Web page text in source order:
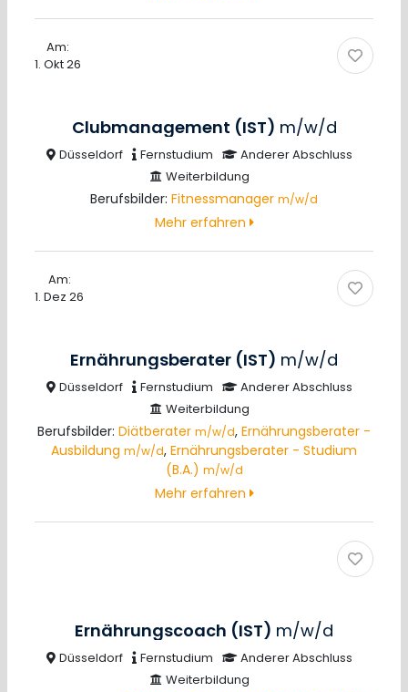
Am:
1. Okt 26
Clubmanagement (IST) m/w/d
Düsseldorf Fernstudium
Anderer Abschluss
Weiterbildung
Berufsbilder: Fitnessmanager m/w/d
Mehr erfahren
Am:
1. Dez 26
Ernährungsberater (IST) m/w/d
Düsseldorf Fernstudium
Anderer Abschluss
Weiterbildung
Berufsbilder: Diätberater m/w/d, Ernährungsberater -
Ausbildung m/w/d, Ernährungsberater - Studium
(B.A.) m/w/d
Mehr erfahren
Ernährungscoach (IST) m/w/d
Düsseldorf Fernstudium
Anderer Abschluss
Weiterbildung